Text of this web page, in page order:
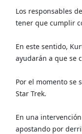
Los responsables
tener que cumplir
En este sentido,
ayudarán a que se
Por el momento se
Star Trek.
En una
apostando por